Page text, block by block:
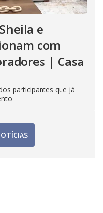
e
com
| Casa
participantes que já